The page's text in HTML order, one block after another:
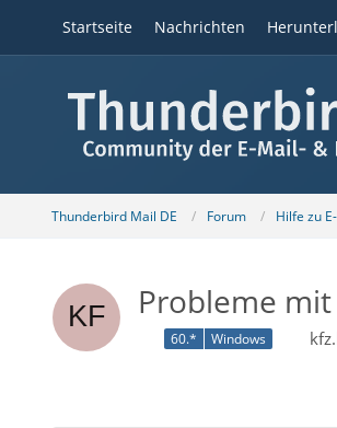
Startseite Nachrichten
Thunderbird Mail DE Forum Hilfe zu
Probleme
60.* Windows